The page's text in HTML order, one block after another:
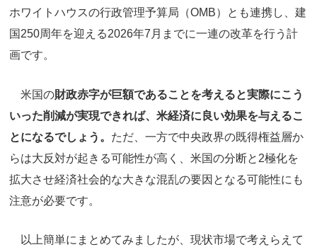
ホワイトハウスの行政管理予算局（OMB）とも連携し、建
国250周年を迎える2026年7月までに一連の改革を行う計
画です。
米国の財政赤字が巨額であることを考えると実際にこう
いった削減が実現できれば、米経済に良い効果を与えるこ
とになるでしょう。 ただ、一方で中央政界の既得権益層か
らは大反対が起きる可能性が高く、米国の分断と2極化を
拡大させ経済社会的な大きな混乱の要因となる可能性にも
注意が必要です。
以上簡単にまとめてみましたが、現状市場で考えらえて